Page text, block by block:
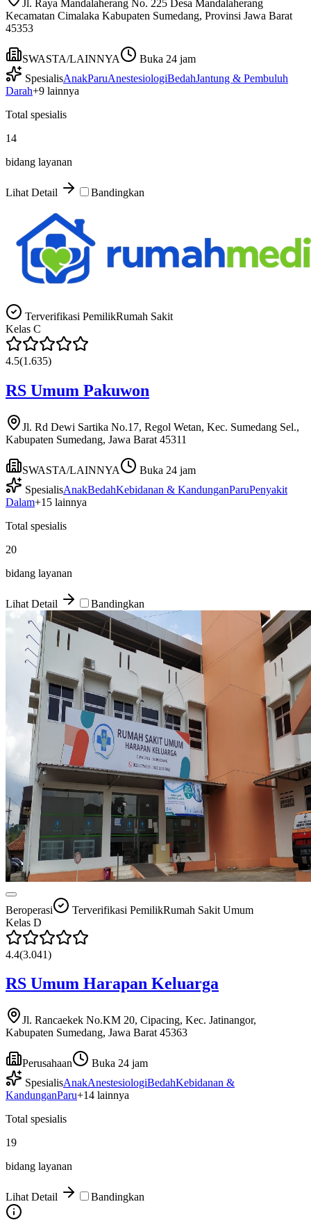
Jl. Raya Mandalaherang No. 225 Desa Mandalaherang
Kecamatan Cimalaka Kabupaten Sumedang, Provinsi Jawa Barat
45353
SWASTA/LAINNYA
Buka 24 jam
SpesialisAnakParuAnestesiologiBedahJantung & Pembuluh
Darah+9 lainnya
Total spesialis
14
bidang layanan
Lihat Detail Bandingkan
Terverifikasi PemilikRumah Sakit
Kelas C
4.5(1.635)
RS Umum Pakuwon
Jl. Rd Dewi Sartika No.17, Regol Wetan, Kec. Sumedang Sel.,
Kabupaten Sumedang, Jawa Barat 45311
SWASTA/LAINNYA
Buka 24 jam
SpesialisAnakBedahKebidanan & KandunganParuPenyakit
Dalam+15 lainnya
Total spesialis
20
bidang layanan
Lihat Detail Bandingkan
Beroperasi Terverifikasi PemilikRumah Sakit Umum
Kelas D
4.4(3.041)
RS Umum Harapan Keluarga
Jl. Rancaekek No.KM 20, Cipacing, Kec. Jatinangor,
Kabupaten Sumedang, Jawa Barat 45363
Perusahaan
Buka 24 jam
SpesialisAnakAnestesiologiBedahKebidanan &
KandunganParu+14 lainnya
Total spesialis
19
bidang layanan
Lihat Detail Bandingkan